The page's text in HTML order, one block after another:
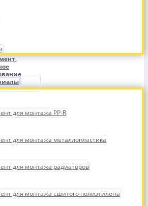
для монтажа PP-R
для монтажа металлопластика
для монтажа радиаторов
для монтажа сшитого полиэтилена